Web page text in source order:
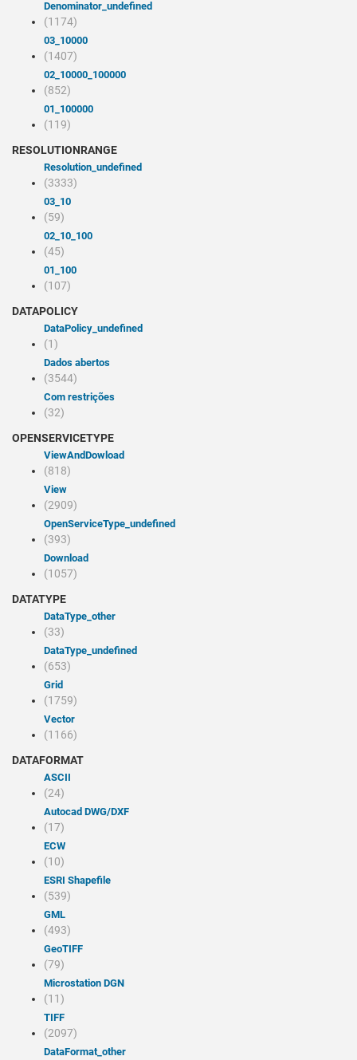
denominator_undefined
(1174)
03_10000
(1407)
02_10000_100000
(852)
01_100000
(119)
RESOLUTIONRANGE
resolution_undefined
(3333)
03_10
(59)
02_10_100
(45)
01_100
(107)
DATAPOLICY
dataPolicy_undefined
(1)
Dados abertos
(3544)
Com restrições
(32)
OPENSERVICETYPE
viewAndDowload
(818)
view
(2909)
openServiceType_undefined
(393)
Download
(1057)
DATATYPE
dataType_other
(33)
dataType_undefined
(653)
Grid
(1759)
Vector
(1166)
DATAFORMAT
ASCII
(24)
Autocad DWG/DXF
(17)
ECW
(10)
ESRI Shapefile
(539)
GML
(493)
GeoTIFF
(79)
Microstation DGN
(11)
TIFF
(2097)
dataFormat_other